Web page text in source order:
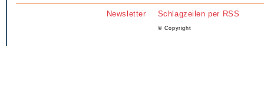
Newsletter Schlagzeilen per RSS
© Copyright